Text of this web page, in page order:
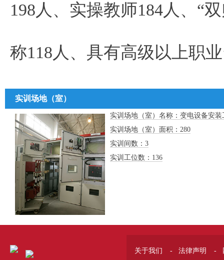
198人、实操教师184人、“
称118人、具有高级以上职
实训场地（室）
实训场地（室）名称：变电设备安装
实训场地（室）面积：280
实训间数：3
实训工位数：136
关于我们 - 法律声明 -